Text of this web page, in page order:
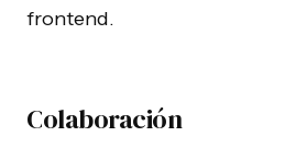
frontend.
Colaboración